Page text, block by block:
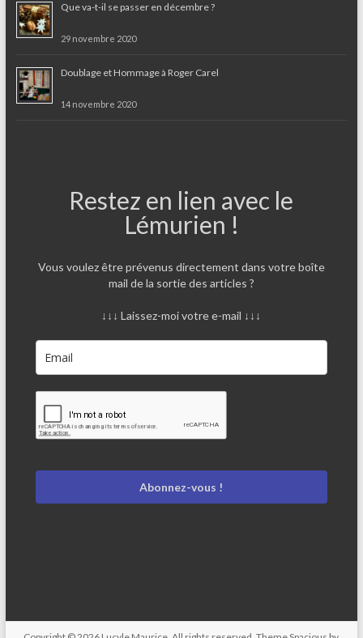
Que va-t-il se passer en décembre ?
29 novembre 2020
Doublage et Hommage à Roger Carel
14 novembre 2020
Restez en lien avec le
Lémurien !
Vous voulez être prévenus directement dans votre boîte
mail de la sortie des articles ?
↓↓↓ Laissez-moi votre e-mail ↓↓↓
Abonnez-vous !